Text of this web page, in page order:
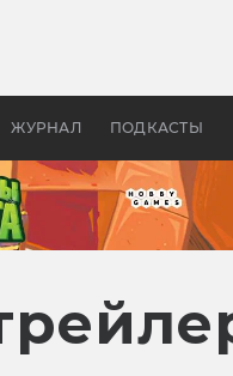
ЖУРНАЛ ПОДКАСТЫ
«Властелина колец»